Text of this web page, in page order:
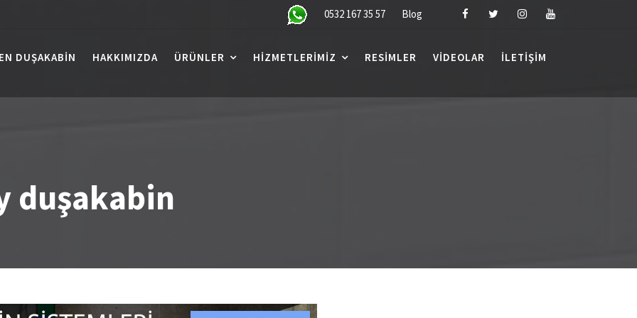
0532 167 35 57 Blog
DUŞAKABIN HAKKIMIZDA ÜRÜNLER HIZMETLERIMIZ RESIMLER VIDEOLAR İLETIŞIM
duşakabin